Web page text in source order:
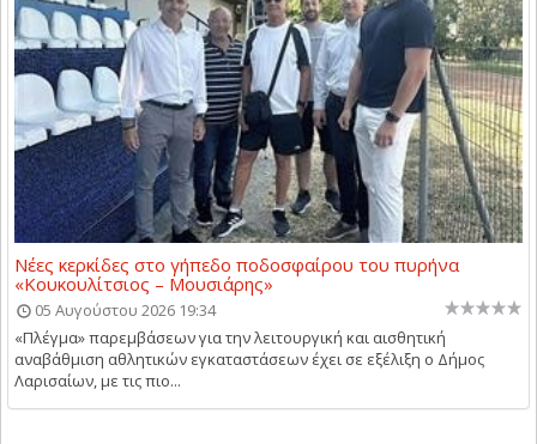
Νέες κερκίδες στο γήπεδο ποδοσφαίρου του πυρήνα
«Κουκουλίτσιος – Μουσιάρης»
05 Αυγούστου 2026 19:34
«Πλέγμα» παρεμβάσεων για την λειτουργική και αισθητική
αναβάθμιση αθλητικών εγκαταστάσεων έχει σε εξέλιξη ο Δήμος
Λαρισαίων, με τις πιο...